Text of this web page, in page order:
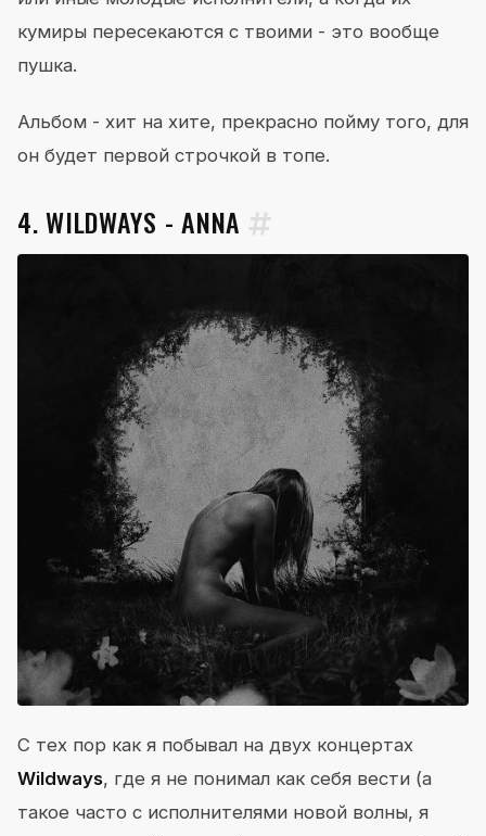
кумиры пересекаются с твоими - это вообще
пушка.
Альбом - хит на хите, прекрасно пойму того, для
он будет первой строчкой в топе.
4. WILDWAYS - ANNA
С тех пор как я побывал на двух концертах
Wildways, где я не понимал как себя вести (а
такое часто с исполнителями новой волны, я